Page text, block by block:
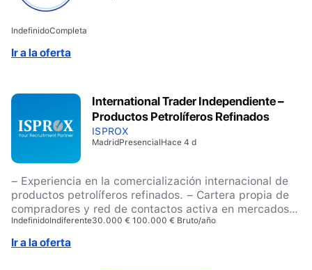
IndefinidoCompleta
Ir a la oferta
International Trader Independiente –
Productos Petrolíferos Refinados
ISPROX
MadridPresencialHace 4 d
– Experiencia en la comercialización internacional de
productos petrolíferos refinados. – Cartera propia de
compradores y red de contactos activa en mercados
internacionales. – Nivel alto de inglés para la
negociación y gestión de operaciones internacionales.
– Conocimiento de operaciones FOB/CIF y de la
IndefinidoIndiferente30.000 € 100.000 € Bruto/año
Ir a la oferta